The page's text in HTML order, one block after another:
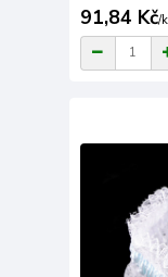
91,84 Kč/